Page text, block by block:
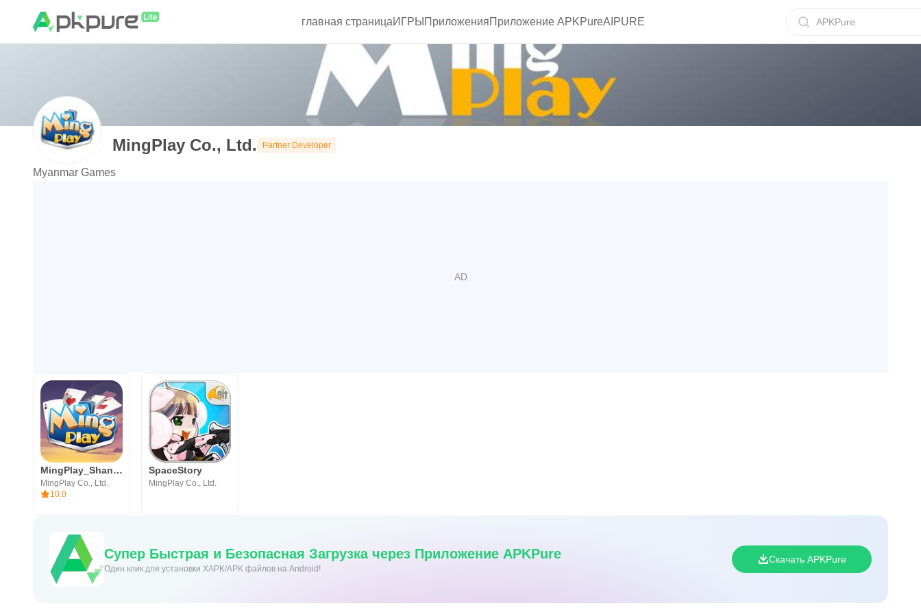
главная страницаИГРЫ ПриложенияПриложение APKPureAIPURE APKPure
MingPlay Co., Ltd. Partner Developer
Myanmar Games
MingPlay_ShanKoeMee, BooGyi
MingPlay Co., Ltd.
10.0
SpaceStory
MingPlay Co., Ltd.
Супер Быстрая и Безопасная Загрузка через Приложение APKPure
Один клик для установки XAPK/APK файлов на Android!
Скачать APKPure